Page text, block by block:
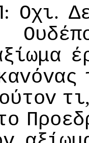
: Οχι.
τι